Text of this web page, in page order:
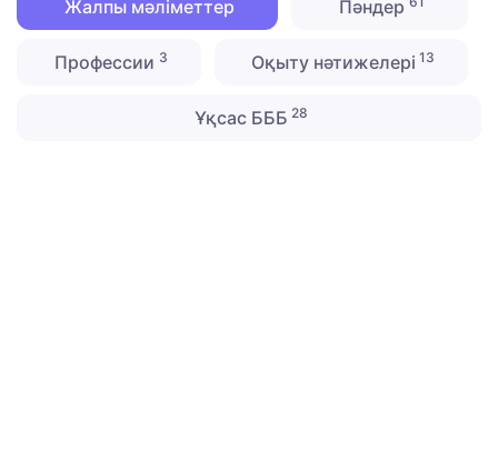
Жалпы мәліметтер Пәндер
Профессии 3 Оқыту нәтижелері 13
Ұқсас БББ 28